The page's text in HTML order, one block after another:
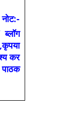
कर
पाठक